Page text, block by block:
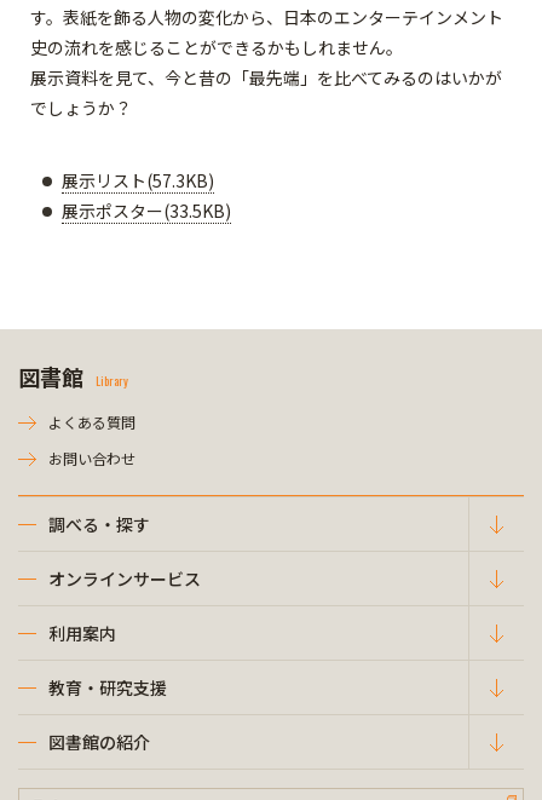
す。表紙を飾る人物の変化から、日本のエンターテインメント
史の流れを感じることができるかもしれません。
展示資料を見て、今と昔の「最先端」を比べてみるのはいかが
でしょうか？
展示リスト(57.3KB)
展示ポスター(33.5KB)
図書館 Library
よくある質問
お問い合わせ
調べる・探す
オンラインサービス
利用案内
教育・研究支援
図書館の紹介